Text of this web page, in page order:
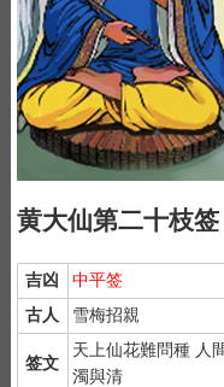
黄大仙第二十枝签
吉凶
中平签
古人
雪梅招親
签文
天上仙花難問種 人
濁與清